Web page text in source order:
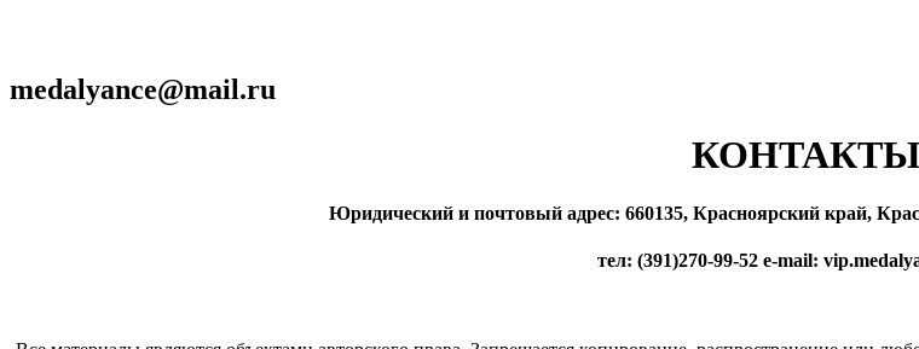
medalyance@mail.ru
Юридический и почтовый адрес: 660135, Красноярский край,
тел: (391)270-99-52 e-mail: